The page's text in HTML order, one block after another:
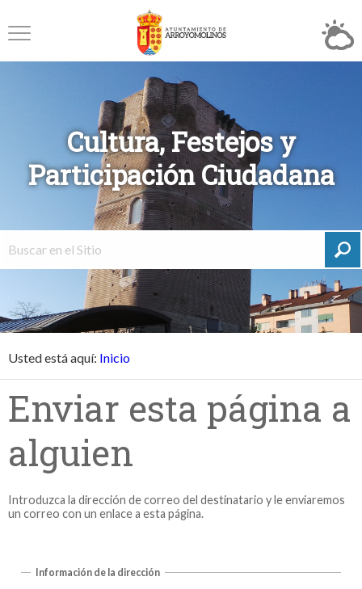
Cultura, Festejos y
Participación Ciudadana
Usted está aquí: Inicio
Enviar esta página a
alguien
Introduzca la dirección de correo del destinatario y le enviaremos
un correo con un enlace a esta página.
Información de la dirección